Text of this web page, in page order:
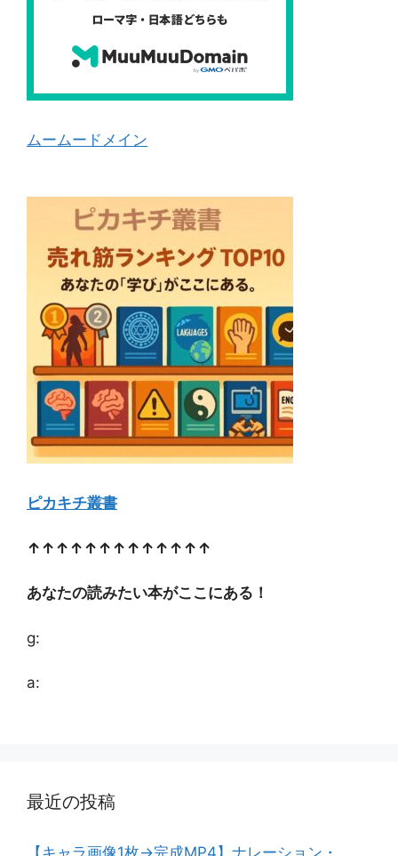
ムームードメイン
ピカキチ叢書
↑↑↑↑↑↑↑↑↑↑↑↑↑
あなたの読みたい本がここにある！
g:
a:
最近の投稿
【キャラ画像1枚→完成MP4】ナレーション・